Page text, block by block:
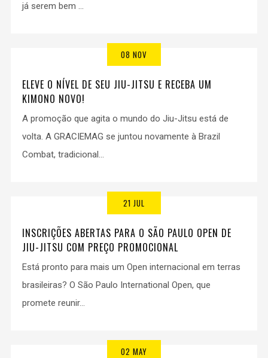
já serem bem ...
08 NOV
ELEVE O NÍVEL DE SEU JIU-JITSU E RECEBA UM
KIMONO NOVO!
A promoção que agita o mundo do Jiu-Jitsu está de
volta. A GRACIEMAG se juntou novamente à Brazil
Combat, tradicional...
21 JUL
INSCRIÇÕES ABERTAS PARA O SÃO PAULO OPEN DE
JIU-JITSU COM PREÇO PROMOCIONAL
Está pronto para mais um Open internacional em terras
brasileiras? O São Paulo International Open, que
promete reunir...
02 MAY